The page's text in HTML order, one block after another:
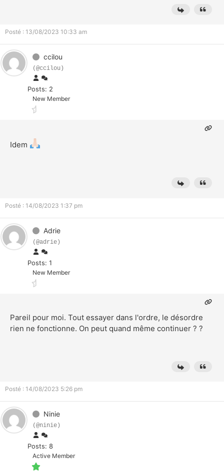
Posté : 13/08/2023 10:33 am
ccilou
(@ccilou)
Posts: 2
New Member
Idem
Posté : 14/08/2023 1:37 pm
Adrie
(@adrie)
Posts: 1
New Member
Pareil pour moi. Tout essayer dans l'ordre, le désordre
rien ne fonctionne. On peut quand même continuer ? ?
Posté : 14/08/2023 5:26 pm
Ninie
(@ninie)
Posts: 8
Active Member